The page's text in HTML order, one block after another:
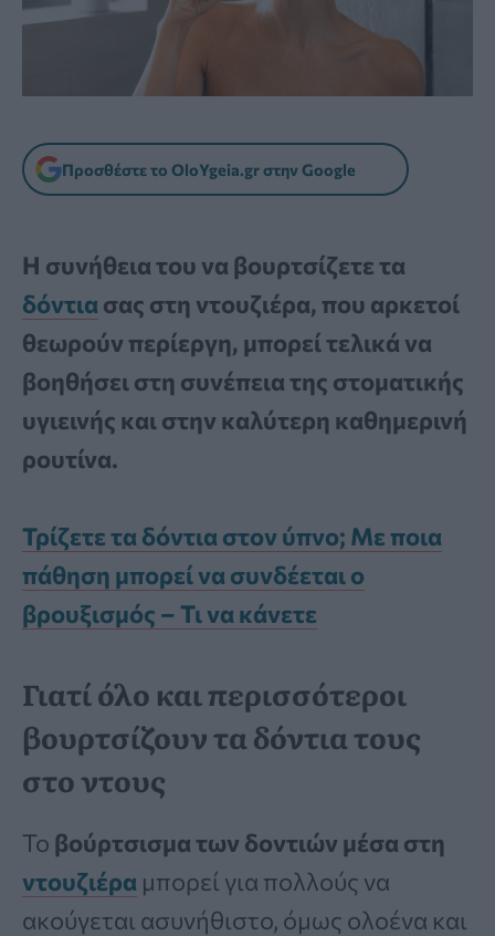
Προσθέστε το OloYgeia.gr στην Google
Η συνήθεια του να βουρτσίζετε τα
δόντια σας στη ντουζιέρα, που αρκετοί
θεωρούν περίεργη, μπορεί τελικά να
βοηθήσει στη συνέπεια της στοματικής
υγιεινής και στην καλύτερη καθημερινή
ρουτίνα.
Τρίζετε τα δόντια στον ύπνο; Με ποια
πάθηση μπορεί να συνδέεται ο
βρουξισμός – Τι να κάνετε
Γιατί όλο και περισσότεροι
βουρτσίζουν τα δόντια τους
στο ντους
Το βούρτσισμα των δοντιών μέσα στη
ντουζιέρα μπορεί για πολλούς να
ακούγεται ασυνήθιστο, όμως ολοένα και